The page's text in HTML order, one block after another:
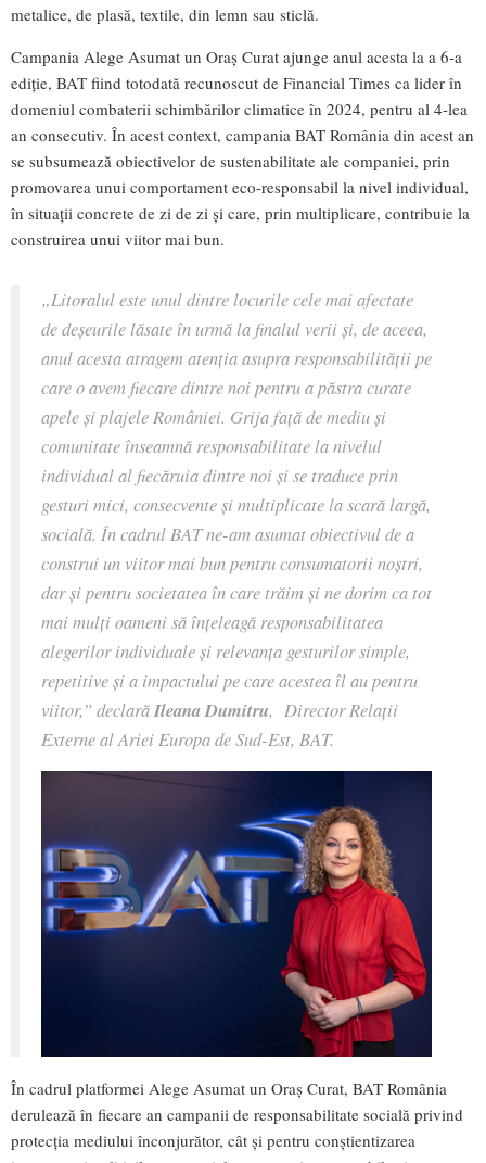
metalice, de plasă, textile, din lemn sau sticlă.
Campania Alege Asumat un Oraș Curat ajunge anul acesta la a 6-a
ediție, BAT fiind totodată recunoscut de Financial Times ca lider în
domeniul combaterii schimbărilor climatice în 2024, pentru al 4-lea
an consecutiv. În acest context, campania BAT România din acest an
se subsumează obiectivelor de sustenabilitate ale companiei, prin
promovarea unui comportament eco-responsabil la nivel individual,
în situații concrete de zi de zi și care, prin multiplicare, contribuie la
construirea unui viitor mai bun.
„Litoralul este unul dintre locurile cele mai afectate
de deșeurile lăsate în urmă la finalul verii și, de aceea,
anul acesta atragem atenția asupra responsabilității pe
care o avem fiecare dintre noi pentru a păstra curate
apele și plajele României. Grija față de mediu și
comunitate înseamnă responsabilitate la nivelul
individual al fiecăruia dintre noi și se traduce prin
gesturi mici, consecvente și multiplicate la scară largă,
socială. În cadrul BAT ne-am asumat obiectivul de a
construi un viitor mai bun pentru consumatorii noștri,
dar și pentru societatea în care trăim și ne dorim ca tot
mai mulți oameni să înțeleagă responsabilitatea
alegerilor individuale și relevanța gesturilor simple,
repetitive și a impactului pe care acestea îl au pentru
viitor,” declarăIleana Dumitru, Director Relații
Externe al Ariei Europa de Sud-Est, BAT.
În cadrul platformei Alege Asumat un Oraș Curat, BAT România
derulează în fiecare an campanii de responsabilitate socială privind
protecția mediului înconjurător, cât și pentru conștientizarea